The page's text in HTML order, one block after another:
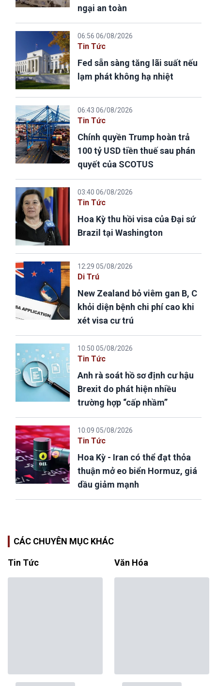
ngại an toàn
06:56 06/08/2026
Tin Tức
Fed sẵn sàng tăng lãi suất nếu
lạm phát không hạ nhiệt
06:43 06/08/2026
Tin Tức
Chính quyền Trump hoàn trả
100 tỷ USD tiền thuế sau phán
quyết của SCOTUS
03:40 06/08/2026
Tin Tức
Hoa Kỳ thu hồi visa của Đại sứ
Brazil tại Washington
12:29 05/08/2026
Di Trú
New Zealand bỏ viêm gan B, C
khỏi diện bệnh chi phí cao khi
xét visa cư trú
10:50 05/08/2026
Tin Tức
Anh rà soát hồ sơ định cư hậu
Brexit do phát hiện nhiều
trường hợp “cấp nhầm”
10:09 05/08/2026
Tin Tức
Hoa Kỳ - Iran có thể đạt thỏa
thuận mở eo biển Hormuz, giá
dầu giảm mạnh
CÁC CHUYÊN MỤC KHÁC
Tin Tức Văn Hóa